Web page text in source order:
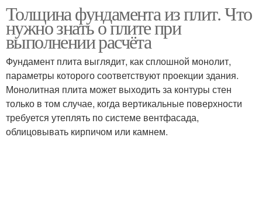
Плитный фундамент Монолитная плита
Плиты под
одноэтажный дом
Толщина фундамента из плит. Что
нужно знать о плите при
выполнении расчёта
Фундамент плита выглядит, как сплошной монолит,
параметры которого соответствуют проекции здания.
Монолитная плита может выходить за контуры стен
только в том случае, когда вертикальные поверхности
требуется утеплять по системе вентфасада,
облицовывать кирпичом или камнем.